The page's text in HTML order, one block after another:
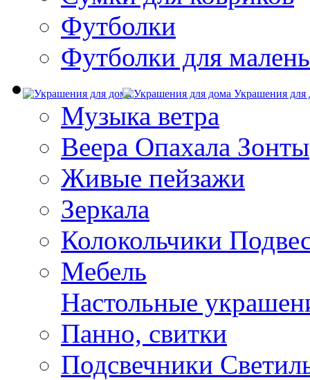
Футболки
Футболки для
Украшения для
Музыка ветра
Веера Опахала Зонты
Живые пейзажи
Зеркала
Колокольчики
Мебель
Настольные
Панно, свитки
Подсвечники